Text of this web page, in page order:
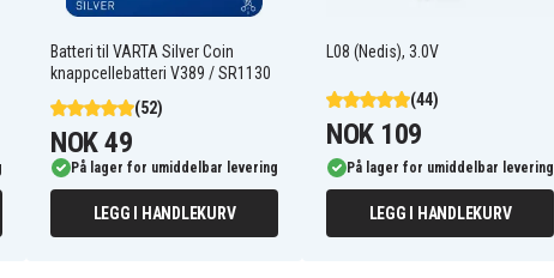
Varta
Silveroxid
Varta
11,6 mm
Batteri til VARTA Silver Coin
knappcellebatteri V389 / SR1130
(52)
NOK 49
På lager for umiddelbar levering
LEGG I HANDLEKURV
L08 (Nedis), 3.0V
(44)
NOK 109
På lager for umiddelbar levering
LEGG I HANDLEKURV